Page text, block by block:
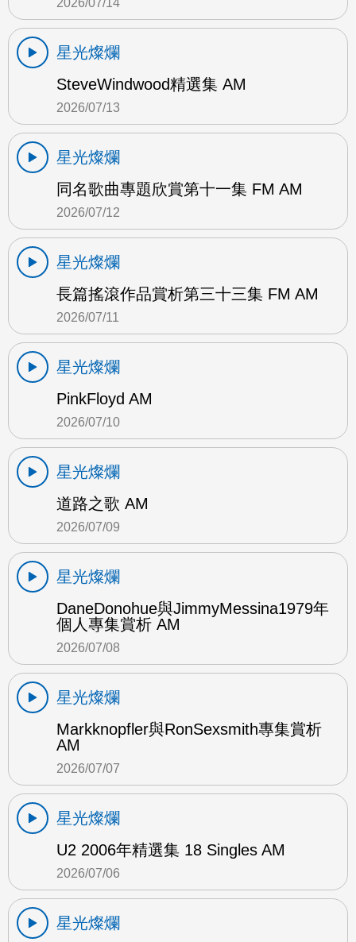
2026/07/14
星光燦爛
SteveWindwood精選集 AM
2026/07/13
星光燦爛
同名歌曲專題欣賞第十一集 FM AM
2026/07/12
星光燦爛
長篇搖滾作品賞析第三十三集 FM AM
2026/07/11
星光燦爛
PinkFloyd AM
2026/07/10
星光燦爛
道路之歌 AM
2026/07/09
星光燦爛
DaneDonohue與JimmyMessina1979年
個人專集賞析 AM
2026/07/08
星光燦爛
Markknopfler與RonSexsmith專集賞析
AM
2026/07/07
星光燦爛
U2 2006年精選集 18 Singles AM
2026/07/06
星光燦爛